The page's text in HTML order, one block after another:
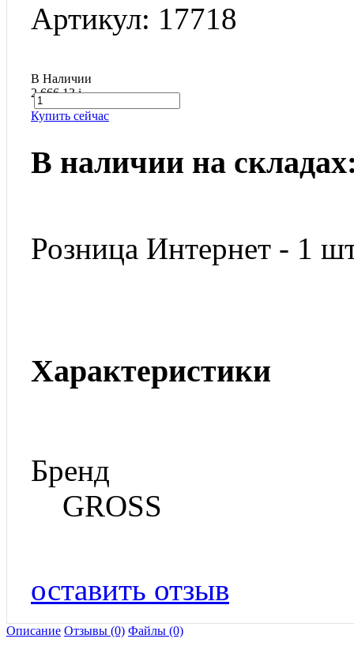
Артикул: 17718
В Наличии
2 666.13i
Купить сейчас
В наличии на
Розница Интернет - 1
Характеристики
Бренд
GROSS
оставить отзыв
Описание Отзывы (0) Файлы (0)